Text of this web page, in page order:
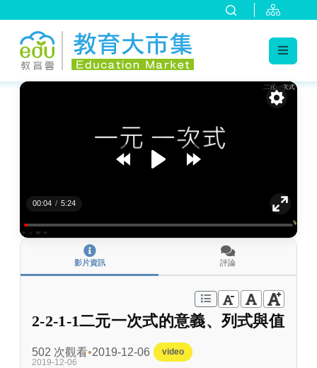
:::
00:04 / 5:24
影片資訊 評論
2-2-1-1二元一次式的意義、列式與值
502 次觀看 2019-12-06
video
2019-12-06